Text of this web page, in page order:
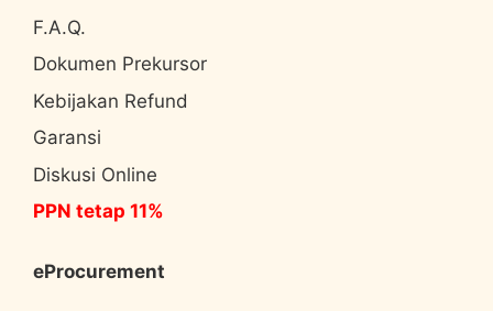
F.A.Q.
Dokumen Prekursor
Kebijakan Refund
Garansi
Diskusi Online
PPN tetap 11%
eProcurement